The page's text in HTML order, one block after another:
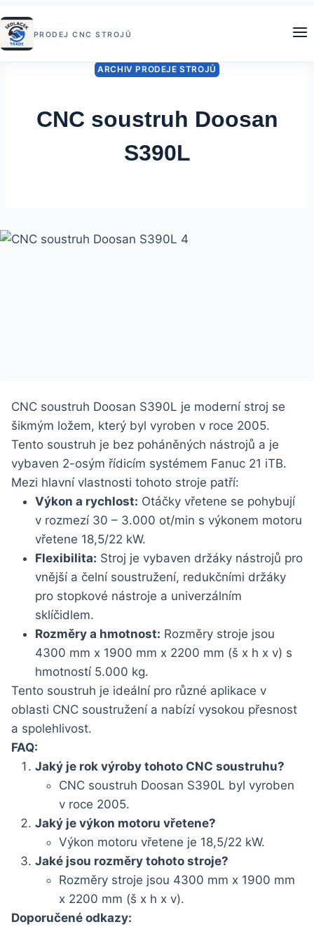
Přeskočit
na
obsah
PRODEJ CNC STROJŮ
ARCHIV PRODEJE STROJŮ
CNC soustruh Doosan
S390L
Trade
CNC soustruh Doosan S390L je moderní stroj se
šikmým ložem, který byl vyroben v roce 2005.
Tento soustruh je bez poháněných nástrojů a je
vybaven 2-osým řídicím systémem Fanuc 21 iTB.
Mezi hlavní vlastnosti tohoto stroje patří:
Výkon a rychlost: Otáčky vřetene se pohybují
v rozmezí 30 – 3.000 ot/min s výkonem motoru
vřetene 18,5/22 kW.
Flexibilita: Stroj je vybaven držáky nástrojů pro
vnější a čelní soustružení, redukčními držáky
pro stopkové nástroje a univerzálním
sklíčidlem.
Rozměry a hmotnost: Rozměry stroje jsou
4300 mm x 1900 mm x 2200 mm (š x h x v) s
hmotností 5.000 kg.
Tento soustruh je ideální pro různé aplikace v
oblasti CNC soustružení a nabízí vysokou přesnost
a spolehlivost.
FAQ:
Jaký je rok výroby tohoto CNC soustruhu?
CNC soustruh Doosan S390L byl vyroben
v roce 2005.
Jaký je výkon motoru vřetene?
Výkon motoru vřetene je 18,5/22 kW.
Jaké jsou rozměry tohoto stroje?
Rozměry stroje jsou 4300 mm x 1900 mm
x 2200 mm (š x h x v).
Doporučené odkazy: